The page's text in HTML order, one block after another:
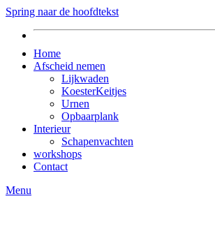
Spring naar de hoofdtekst
Home
Afscheid nemen
Lijkwaden
KoesterKeitjes
Urnen
Opbaarplank
Interieur
Schapenvachten
workshops
Contact
Menu